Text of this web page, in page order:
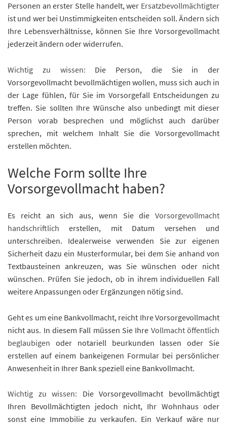
Personen an erster Stelle handelt, wer Ersatzbevollmächtigter
ist und wer bei Unstimmigkeiten entscheiden soll. Ändern sich
Ihre Lebensverhältnisse, können Sie Ihre Vorsorgevollmacht
jederzeit ändern oder widerrufen.
Wichtig zu wissen: Die Person, die Sie in der
Vorsorgevollmacht bevollmächtigen wollen, muss sich auch in
der Lage fühlen, für Sie im Vorsorgefall Entscheidungen zu
treffen. Sie sollten Ihre Wünsche also unbedingt mit dieser
Person vorab besprechen und möglichst auch darüber
sprechen, mit welchem Inhalt Sie die Vorsorgevollmacht
erstellen möchten.
Welche Form sollte Ihre
Vorsorgevollmacht haben?
Es reicht an sich aus, wenn Sie die Vorsorgevollmacht
handschriftlich erstellen, mit Datum versehen und
unterschreiben. Idealerweise verwenden Sie zur eigenen
Sicherheit dazu ein Musterformular, bei dem Sie anhand von
Textbausteinen ankreuzen, was Sie wünschen oder nicht
wünschen. Prüfen Sie jedoch, ob in ihrem individuellen Fall
weitere Anpassungen oder Ergänzungen nötig sind.
Geht es um eine Bankvollmacht, reicht Ihre Vorsorgevollmacht
nicht aus. In diesem Fall müssen Sie Ihre Vollmacht öffentlich
beglaubigen oder notariell beurkunden lassen oder Sie
erstellen auf einem bankeigenen Formular bei persönlicher
Anwesenheit in Ihrer Bank speziell eine Bankvollmacht.
Wichtig zu wissen: Die Vorsorgevollmacht bevollmächtigt
Ihren Bevollmächtigten jedoch nicht, Ihr Wohnhaus oder
sonst eine Immobilie zu verkaufen. Ein Verkauf wäre nur